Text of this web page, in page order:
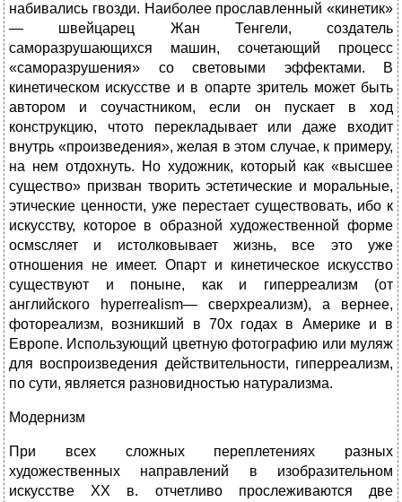
набивались гвозди. Наиболее прославленный «кинетик»
— швейцарец Жан Тенгели, создатель
саморазрушающихся машин, сочетающий процесс
«саморазру­шения» со световыми эффектами. В
кинетическом искусстве и в опарте зритель может быть
автором и соучастником, если он пускает в ход
конструкцию, чтото перекладывает или даже входит
внутрь «произведения», желая в этом случае, к примеру,
на нем отдохнуть. Но художник, который как «высшее
существо» призван творить эстетические и моральные,
этические ценности, уже пере­стает существовать, ибо к
искусству, которое в образной художест­венной форме
осмscляет и истолковывает жизнь, все это уже
отношения не имеет. Опарт и кинетическое искусство
существуют и поныне, как и гиперреализм (от
английского hyperrealism— сверхреализм), а вернее,
фотореализм, возникший в 70х годах в Америке и в
Европе. Использующий цветную фотографию или муляж
для воспроизведения действительности, гиперреализм,
по сути, является разновидностью натурализма.
Модернизм
При всех сложных переплетениях разных
художественных направлений в изобразительном
искусстве XX в. отчетливо про­слеживаются две